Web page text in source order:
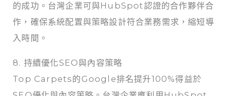
的成功。台灣企業可與HubSpot認證的合作夥伴合
作，確保系統配置與策略設計符合業務需求，縮短導
入時間。
8. 持續優化SEO與內容策略
Top Carpets的Google排名提升100%得益於